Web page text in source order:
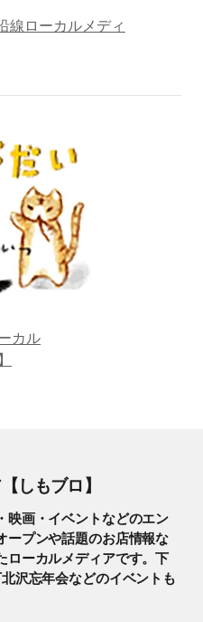
線ローカルメディ
カル
しもブロ】
映画・イベントなどのエン
ープンや話題のお店情報な
ローカルメディアです。下
沢忘年会などのイベントも